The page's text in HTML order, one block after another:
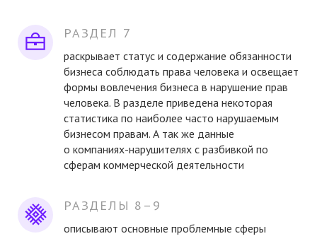
РАЗДЕЛ 7
раскрывает статус и содержание обязанности
бизнеса соблюдать права человека и освещает
формы вовлечения бизнеса в нарушение прав
человека. В разделе приведена некоторая
статистика по наиболее часто нарушаемым
бизнесом правам. А так же данные
о компаниях-нарушителях с разбивкой по
сферам коммерческой деятельности
РАЗДЕЛЫ 8–9
описывают основные проблемные сферы